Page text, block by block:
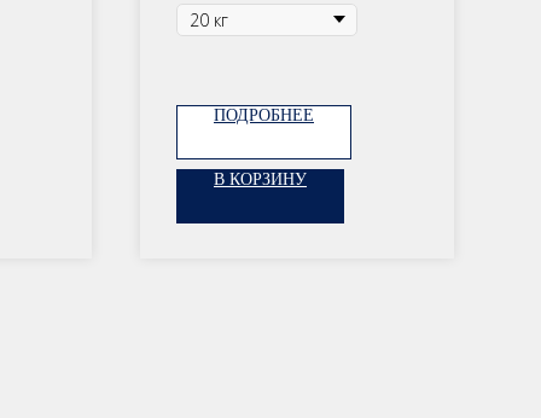
ПОДРОБНЕЕ
В КОРЗИНУ